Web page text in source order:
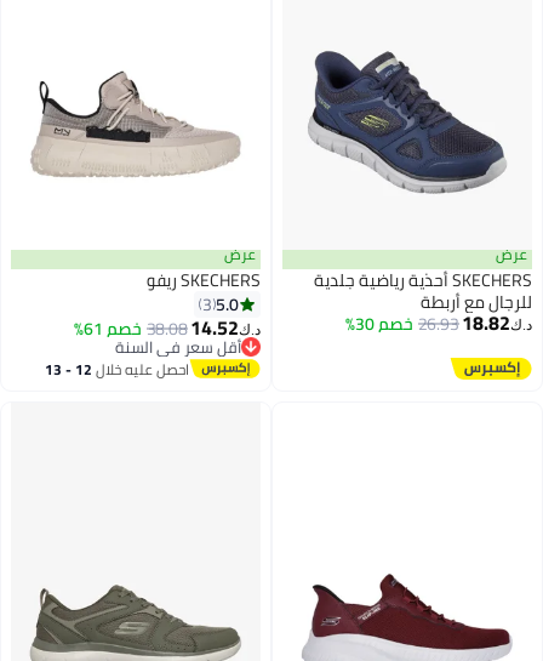
عرض
SKECHERS أحذية رياضية جلدية
للرجال مع أربطة
د.ك‏18.82
26.93خصم 30%
عرض
SKECHERS ريفو
5.0
3
د.ك‏14.52
38.08خصم 61%
أقل سعر في السنة
أقل سعر في السنة
احصل عليه خلال 12 - 13